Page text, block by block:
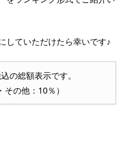
していただけたら幸いです♪
の総額表示です。
その他：10％）